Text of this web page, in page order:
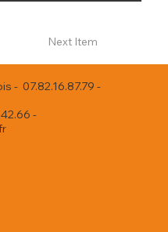
Next Item
- 07.82.16.87.79 -
-